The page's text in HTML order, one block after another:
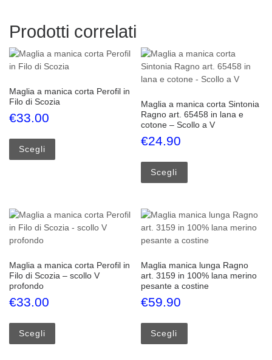
Prodotti correlati
Maglia a manica corta Perofil in
Filo di Scozia
€33.00
Scegli
Questo prodotto ha più varianti. Le opzioni possono
Maglia a manica corta Sintonia
Ragno art. 65458 in lana e
cotone – Scollo a V
€24.90
Scegli
Maglia a manica corta Perofil in
Filo di Scozia – scollo V
profondo
€33.00
Scegli
Maglia manica lunga Ragno
art. 3159 in 100% lana merino
pesante a costine
€59.90
Scegli